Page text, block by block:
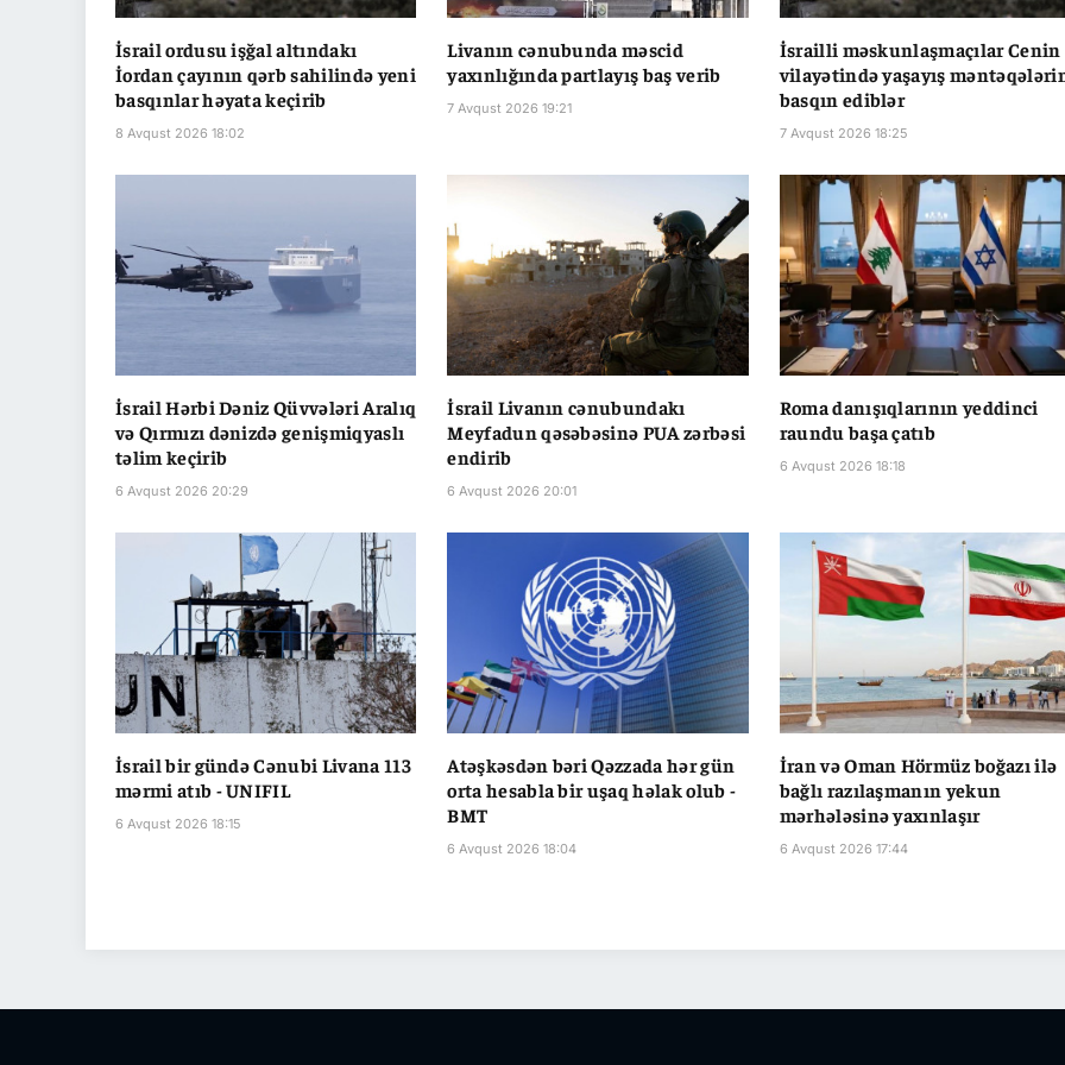
İsrail ordusu işğal altındakı
İordan çayının qərb sahilində yeni
basqınlar həyata keçirib
8 Avqust 2026 18:02
Livanın cənubunda məscid
yaxınlığında partlayış baş verib
7 Avqust 2026 19:21
İsrailli məskunlaşmaçılar Cenin
vilayətində yaşayış
basqın ediblər
7 Avqust 2026 18:25
İsrail Hərbi Dəniz Qüvvələri Aralıq
və Qırmızı dənizdə genişmiqyaslı
təlim keçirib
6 Avqust 2026 20:29
İsrail Livanın cənubundakı
Meyfadun qəsəbəsinə PUA zərbəsi
endirib
6 Avqust 2026 20:01
Roma danışıqlarının yeddinci
raundu başa çatıb
6 Avqust 2026 18:18
İsrail bir gündə Cənubi Livana 113
mərmi atıb - UNIFIL
6 Avqust 2026 18:15
Atəşkəsdən bəri Qəzzada hər gün
orta hesabla bir uşaq həlak olub -
BMT
6 Avqust 2026 18:04
İran və Oman Hörmüz boğazı ilə
bağlı razılaşmanın yekun
mərhələsinə yaxınlaşır
6 Avqust 2026 17:44